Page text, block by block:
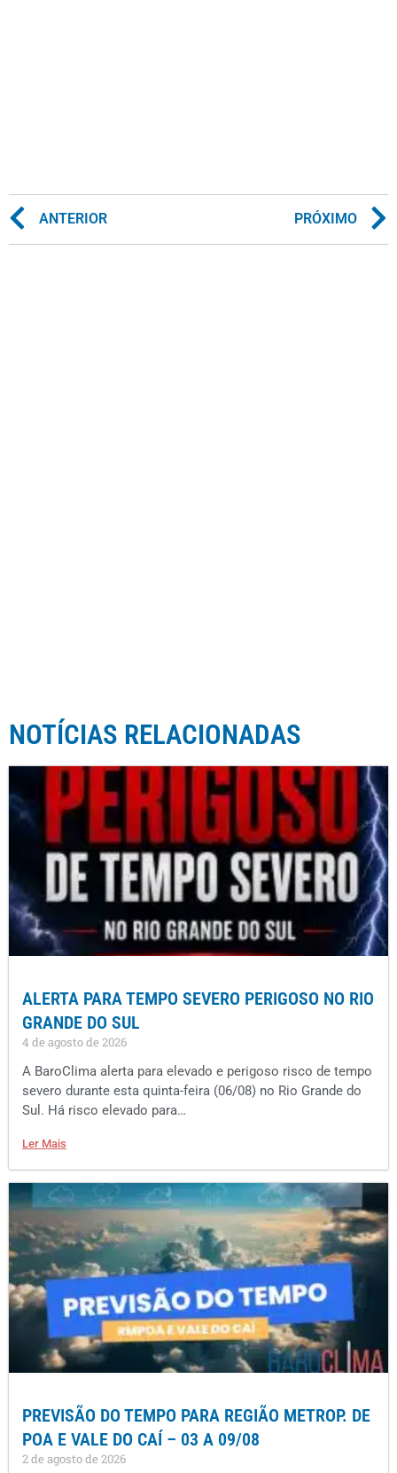
ANTERIOR PRÓXIMO
NOTÍCIAS RELACIONADAS
ALERTA PARA TEMPO SEVERO PERIGOSO NO RIO
GRANDE DO SUL
4 de agosto de 2026
A BaroClima alerta para elevado e perigoso risco de tempo
severo durante esta quinta-feira (06/08) no Rio Grande do
Sul. Há risco elevado para…
Ler Mais
PREVISÃO DO TEMPO PARA REGIÃO METROP. DE
POA E VALE DO CAÍ – 03 A 09/08
2 de agosto de 2026